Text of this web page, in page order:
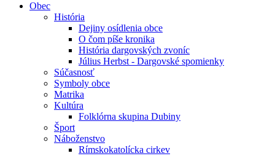
Obec
História
Dejiny osídlenia obce
O čom píše kronika
História dargovských zvoníc
Július Herbst - Dargovské spomienky
Súčasnosť
Symboly obce
Matrika
Kultúra
Folklórna skupina Dubiny
Šport
Náboženstvo
Rímskokatolícka cirkev